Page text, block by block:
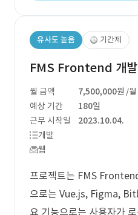
유사도 높음 기간제
FMS Frontend 개발
월 금액 7,500,000원 /월
예상 기간
180일
근무 시작일
2023.10.04.
개발
웹
프로젝트는 FMS
으로는 Vue.js, Figma,
요 기능으로는 사용자가